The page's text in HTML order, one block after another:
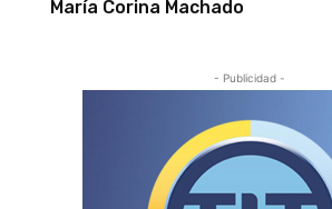
María Corina Machado
- Publicidad -